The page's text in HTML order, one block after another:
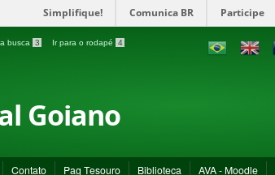
Simplifique! Comunica BR Participe
busca 3 Ir para o rodapé 4
Goiano
Contato Pag Tesouro Biblioteca AVA - Moodle